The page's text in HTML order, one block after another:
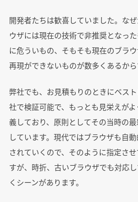
開発者たちは歓喜していました。な
ウザには現在の技術で非推奨となっ
に危ういもの、そもそも現在のブラウ
再現ができないものが数多くあるから
弊社でも、お見積もりのときにベス
社で検証可能で、もっとも見栄えが
義しており、原則としてその当時の
しています。現代ではブラウザも自
されていくので、そのように指定さ
すが、時折、古いブラウザでも対応
くシーンがあります。